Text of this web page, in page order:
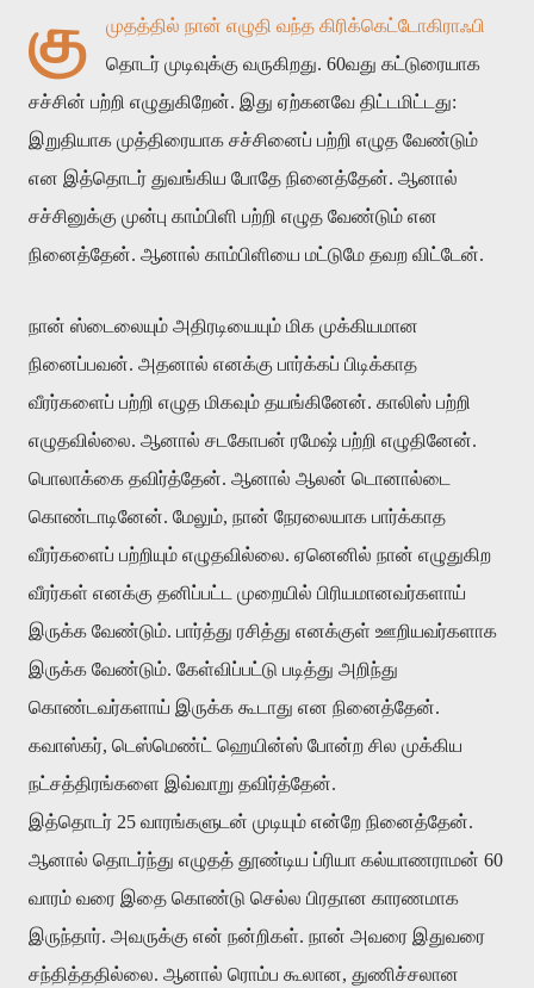
கு
முதத்தில் நான் எழுதி வந்த கிரிக்கெட்டோகிராஃபி
தொடர் முடிவுக்கு வருகிறது. 60வது கட்டுரையாக
சச்சின் பற்றி எழுதுகிறேன். இது ஏற்கனவே திட்டமிட்டது:
இறுதியாக முத்திரையாக சச்சினைப் பற்றி எழுத வேண்டும்
என இத்தொடர் துவங்கிய போதே நினைத்தேன். ஆனால்
சச்சினுக்கு முன்பு காம்பிளி பற்றி எழுத வேண்டும் என
நினைத்தேன். ஆனால் காம்பிளியை மட்டுமே தவற விட்டேன்.
நான் ஸ்டைலையும் அதிரடியையும் மிக முக்கியமான
நினைப்பவன். அதனால் எனக்கு பார்க்கப் பிடிக்காத
வீரர்களைப் பற்றி எழுத மிகவும் தயங்கினேன். காலிஸ் பற்றி
எழுதவில்லை. ஆனால் சடகோபன் ரமேஷ் பற்றி எழுதினேன்.
பொலாக்கை தவிர்த்தேன். ஆனால் ஆலன் டொனால்டை
கொண்டாடினேன். மேலும், நான் நேரலையாக பார்க்காத
வீரர்களைப் பற்றியும் எழுதவில்லை. ஏனெனில் நான் எழுதுகிற
வீரர்கள் எனக்கு தனிப்பட்ட முறையில் பிரியமானவர்களாய்
இருக்க வேண்டும். பார்த்து ரசித்து எனக்குள் ஊறியவர்களாக
இருக்க வேண்டும். கேள்விப்பட்டு படித்து அறிந்து
கொண்டவர்களாய் இருக்க கூடாது என நினைத்தேன்.
கவாஸ்கர், டெஸ்மெண்ட் ஹெயின்ஸ் போன்ற சில முக்கிய
நட்சத்திரங்களை இவ்வாறு தவிர்த்தேன்.
இத்தொடர் 25 வாரங்களுடன் முடியும் என்றே நினைத்தேன்.
ஆனால் தொடர்ந்து எழுதத் தூண்டிய ப்ரியா கல்யாணராமன் 60
வாரம் வரை இதை கொண்டு செல்ல பிரதான காரணமாக
இருந்தார். அவருக்கு என் நன்றிகள். நான் அவரை இதுவரை
சந்தித்ததில்லை. ஆனால் ரொம்ப கூலான, துணிச்சலான